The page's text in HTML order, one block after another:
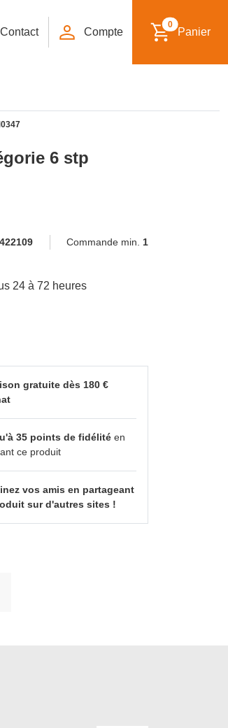
Contact Compte
0
Panier
6 stp
Commande min. 1
24 à 72 heures
gratuite dès 180 €
35 points de fidélité en
ce produit
vos amis en partageant
sur d'autres sites !